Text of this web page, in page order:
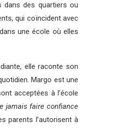
dans des quartiers ou
qui coïncident avec
une école où elles
elle raconte son
Margo est une
acceptées à l’école
jamais faire confiance
parents l’autorisent à